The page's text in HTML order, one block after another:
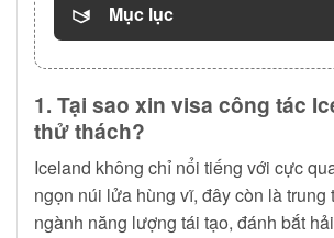
Mục lục
1. Tại sao xin visa công tác
thử thách?
Iceland không chỉ nổi tiếng với cực
ngọn núi lửa hùng vĩ, đây còn là trung
ngành năng lượng tái tạo, đánh bắt